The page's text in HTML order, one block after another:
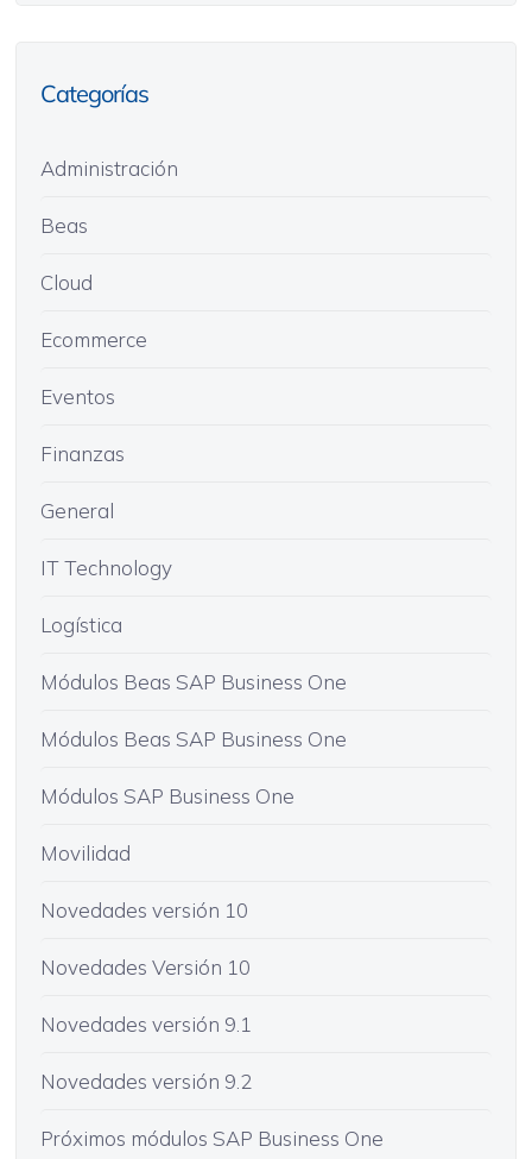
Categorías
Administración
Beas
Cloud
Ecommerce
Eventos
Finanzas
General
IT Technology
Logística
Módulos Beas SAP Business One
Módulos Beas SAP Business One
Módulos SAP Business One
Movilidad
Novedades versión 10
Novedades Versión 10
Novedades versión 9.1
Novedades versión 9.2
Próximos módulos SAP Business One